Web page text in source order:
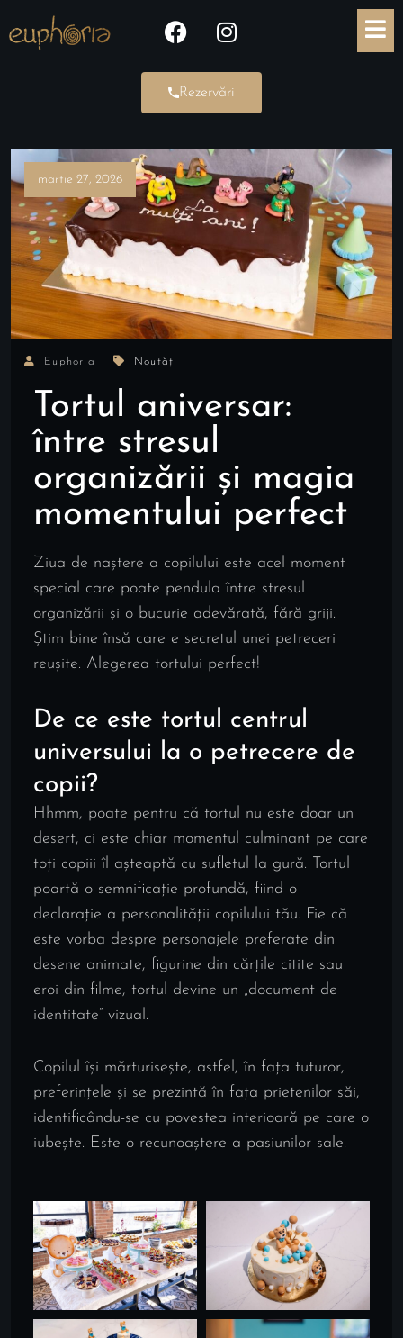
Rezervări
martie 27, 2026
Euphoria Noutăți
Tortul aniversar:
între stresul
organizării și magia
momentului perfect
Ziua de naștere a copilului este acel moment
special care poate pendula între stresul
organizării și o bucurie adevărată, fără griji.
Știm bine însă care e secretul unei petreceri
reușite. Alegerea tortului perfect!
De ce este tortul centrul
universului la o petrecere de
copii?
Hhmm, poate pentru că tortul nu este doar un
desert, ci este chiar momentul culminant pe care
toți copiii îl așteaptă cu sufletul la gură. Tortul
poartă o semnificație profundă, fiind o
declarație a personalității copilului tău. Fie că
este vorba despre personajele preferate din
desene animate, figurine din cărțile citite sau
eroi din filme, tortul devine un „document de
identitate” vizual.
Copilul își mărturisește, astfel, în fața tuturor,
preferințele și se prezintă în fața prietenilor săi,
identificându-se cu povestea interioară pe care o
iubește. Este o recunoaștere a pasiunilor sale.